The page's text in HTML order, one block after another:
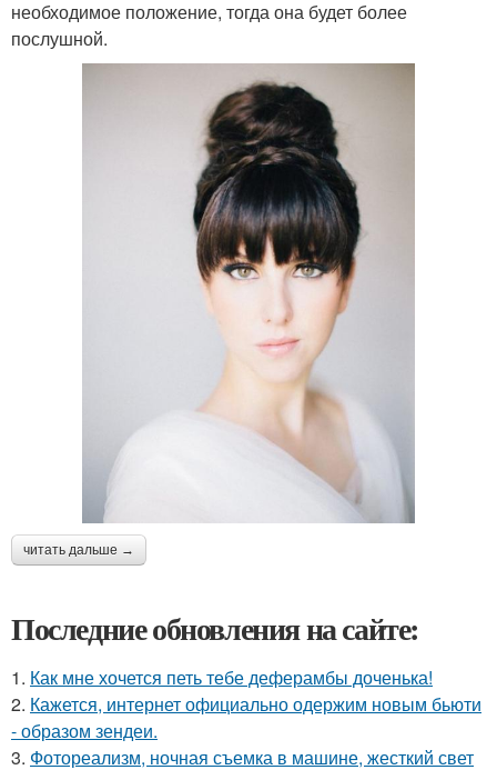
необходимое положение, тогда она будет более
послушной.
читать дальше →
Последние обновления на сайте:
1. Как мне хочется петь тебе деферамбы доченька!
2. Кажется, интернет официально одержим новым бьюти
- образом зендеи.
3. Фотореализм, ночная съемка в машине, жесткий свет